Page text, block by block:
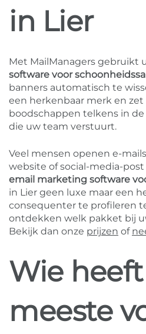
in Lier
Met MailManagers gebruikt
software voor
banners automatisch te
een herkenbaar merk en
boodschappen telkens in
die uw team verstuurt.
Veel mensen openen e-
website of social-media-
email marketing software
in Lier geen luxe maar een
consequenter te profileren
ontdekken welk pakket bij
Bekijk dan onze prijzen of
Wie
meeste